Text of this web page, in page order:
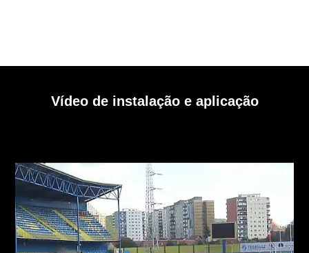
Vídeo de instalação e aplicação